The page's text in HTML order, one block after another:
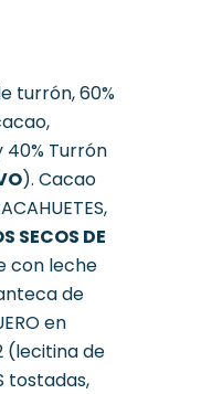
turrón, 60%
Turrón
). Cacao
SECOS DE
con leche
de
en
(lecitina de
tostadas,